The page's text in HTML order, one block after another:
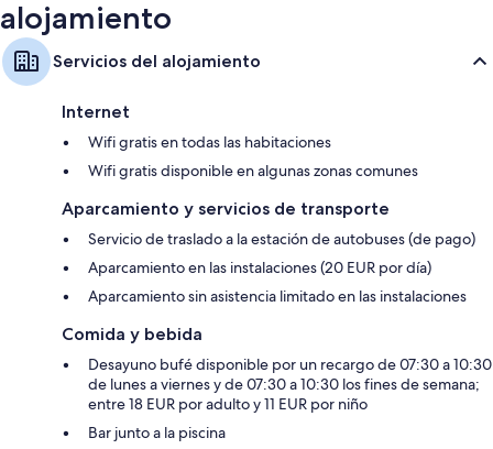
alojamiento
Servicios del alojamiento
Internet
Wifi gratis en todas las habitaciones
Wifi gratis disponible en algunas zonas comunes
Aparcamiento y servicios de transporte
Servicio de traslado a la estación de autobuses (de pago)
Aparcamiento en las instalaciones (20 EUR por día)
Aparcamiento sin asistencia limitado en las instalaciones
Comida y bebida
Desayuno bufé disponible por un recargo de 07:30 a 10:30
de lunes a viernes y de 07:30 a 10:30 los fines de semana;
entre 18 EUR por adulto y 11 EUR por niño
Bar junto a la piscina